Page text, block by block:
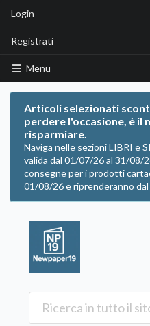
Login
Registrati
Menu
Articoli selezionati
perdere l'occasione, è il
risparmiare.
Naviga nelle sezioni LIBRI e
valida dal 01/07/26 al 31/08/
consegne per i prodotti
01/08/26 e riprenderanno